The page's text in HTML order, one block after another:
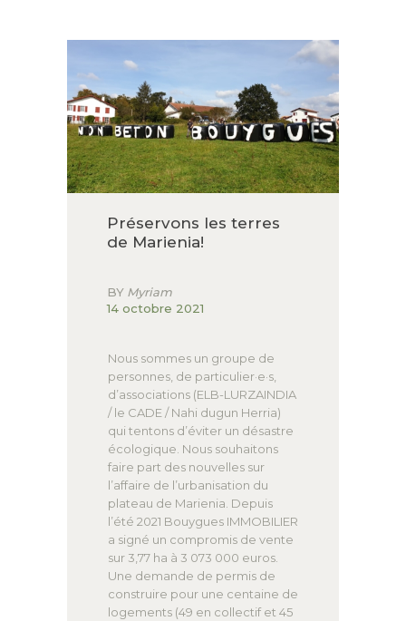
ACCUEIL
LURZAINDIA
NOUS SOUTENIR!
ACTU / BLOG
CONTACT
Préservons les terres
de Marienia!
BY Myriam
14 octobre 2021
Nous sommes un groupe de
personnes, de particulier·e·s,
d’associations (ELB-LURZAINDIA
/ le CADE / Nahi dugun Herria)
qui tentons d’éviter un désastre
écologique. Nous souhaitons
faire part des nouvelles sur
l’affaire de l’urbanisation du
plateau de Marienia. Depuis
l’été 2021 Bouygues IMMOBILIER
a signé un compromis de vente
sur 3,77 ha à 3 073 000 euros.
Une demande de permis de
construire pour une centaine de
logements (49 en collectif et 45